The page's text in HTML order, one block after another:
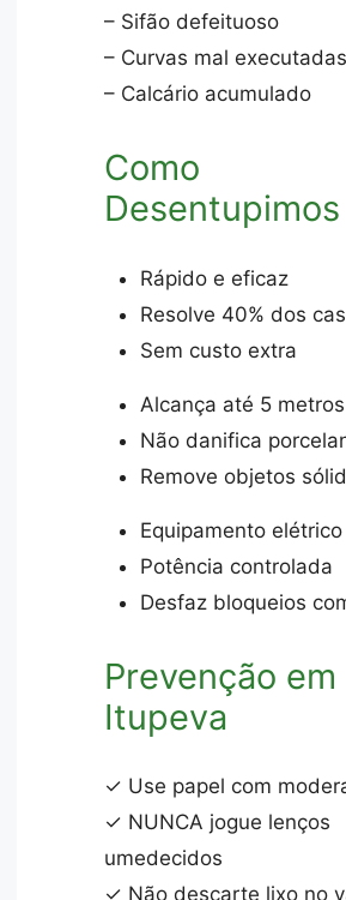
– Sifão defeituoso
– Curvas mal executadas
– Calcário acumulado
Como
Desentupimos
Rápido e eficaz
Resolve 40% dos
Sem custo extra
Alcança até 5 metros
Não danifica
Remove objetos
Equipamento elétrico
Potência controlada
Desfaz bloqueios
Prevenção em
Itupeva
✓ Use papel com
✓ NUNCA jogue lenços
umedecidos
✓ Não descarte lixo no